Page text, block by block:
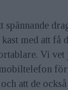
spännande
med att få
Vi vet
att de